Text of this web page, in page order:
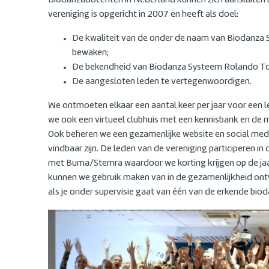
vereniging is opgericht in 2007 en heeft als doel:
De kwaliteit van de onder de naam van
bewaken;
De bekendheid van Biodanza Systeem Rolando
De aangesloten leden te vertegenwoordigen.
We ontmoeten elkaar een aantal keer per jaar voor
we ook een virtueel clubhuis met een kennisbank en
Ook beheren we een gezamenlijke website en social
vindbaar zijn. De leden van de vereniging participeren
met Buma/Stemra waardoor we korting krijgen op de
kunnen we gebruik maken van in de gezamenlijkheid
als je onder supervisie gaat van één van de erkende